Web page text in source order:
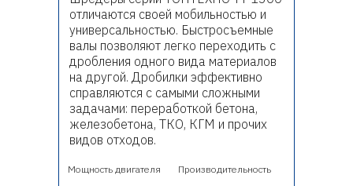
Производительность
Мощность двигателя
отличаются своей мобильностью и
универсальностью. Быстросъемные
валы позволяют легко переходить с
дробления одного вида материалов
на другой. Дробилки эффективно
справляются с самыми сложными
задачами: переработкой бетона,
железобетона, ТКО, КГМ и прочих
видов отходов.